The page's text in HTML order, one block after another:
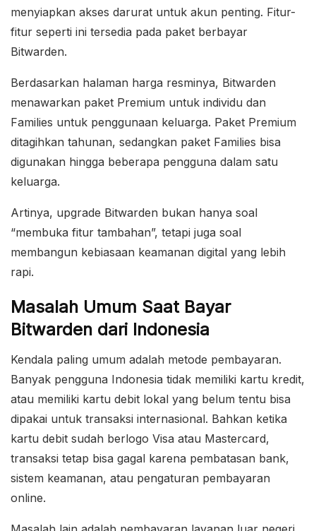
menyiapkan akses darurat untuk akun penting. Fitur-
fitur seperti ini tersedia pada paket berbayar
Bitwarden.
Berdasarkan halaman harga resminya, Bitwarden
menawarkan paket Premium untuk individu dan
Families untuk penggunaan keluarga. Paket Premium
ditagihkan tahunan, sedangkan paket Families bisa
digunakan hingga beberapa pengguna dalam satu
keluarga.
Artinya, upgrade Bitwarden bukan hanya soal
“membuka fitur tambahan”, tetapi juga soal
membangun kebiasaan keamanan digital yang lebih
rapi.
Masalah Umum Saat Bayar
Bitwarden dari Indonesia
Kendala paling umum adalah metode pembayaran.
Banyak pengguna Indonesia tidak memiliki kartu kredit,
atau memiliki kartu debit lokal yang belum tentu bisa
dipakai untuk transaksi internasional. Bahkan ketika
kartu debit sudah berlogo Visa atau Mastercard,
transaksi tetap bisa gagal karena pembatasan bank,
sistem keamanan, atau pengaturan pembayaran
online.